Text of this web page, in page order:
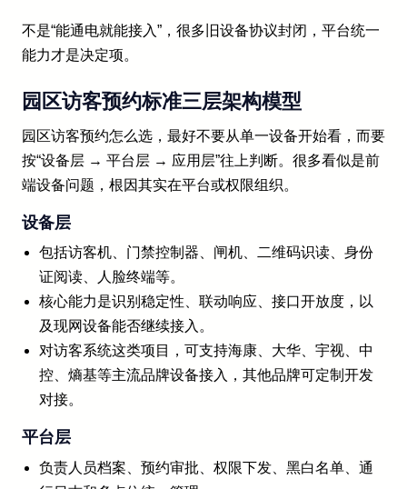
不是“能通电就能接入”，很多旧设备协议封闭，平台统一
能力才是决定项。
园区访客预约标准三层架构模型
园区访客预约怎么选，最好不要从单一设备开始看，而要
按“设备层 → 平台层 → 应用层”往上判断。很多看似是前
端设备问题，根因其实在平台或权限组织。
设备层
包括访客机、门禁控制器、闸机、二维码识读、身份
证阅读、人脸终端等。
核心能力是识别稳定性、联动响应、接口开放度，以
及现网设备能否继续接入。
对访客系统这类项目，可支持海康、大华、宇视、中
控、熵基等主流品牌设备接入，其他品牌可定制开发
对接。
平台层
负责人员档案、预约审批、权限下发、黑白名单、通